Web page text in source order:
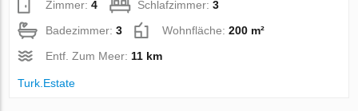
Zimmer:4 Schlafzimmer:3
Badezimmer:3 Wohnfläche:200 m²
Entf. Zum Meer:11 km
Turk.Estate